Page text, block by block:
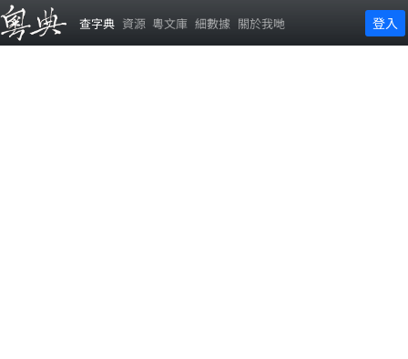
查字典 資源 粵文庫 細數據 關於我哋 登入